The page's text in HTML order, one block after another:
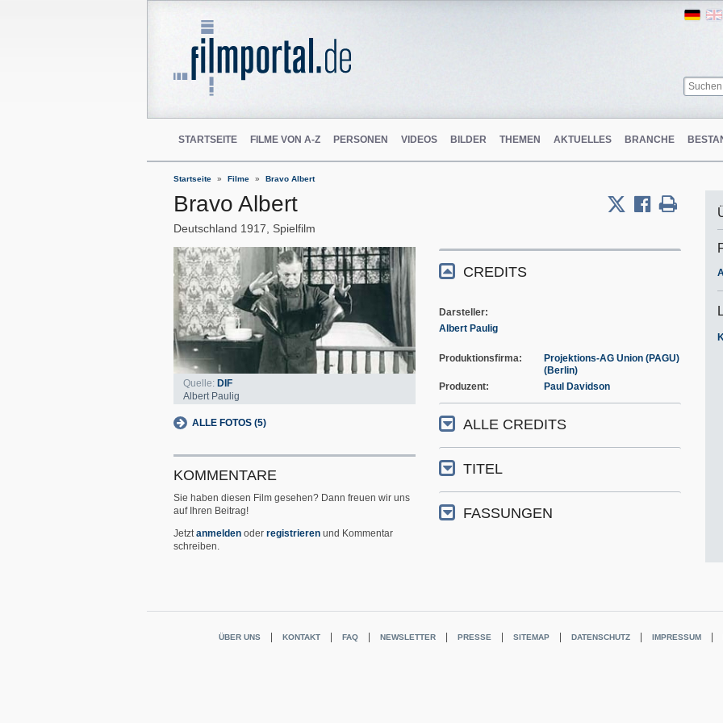
STARTSEITE FILME VON A-Z PERSONEN VIDEOS BILDER THEMEN AKTUELLES BRANCHE
Startseite Filme Bravo Albert
Bravo Albert
Deutschland 1917 Spielfilm
Quelle: DIF
Albert Paulig
ALLE FOTOS (5)
KOMMENTARE
Sie haben diesen Film gesehen? Dann freuen wir uns
auf Ihren Beitrag!
Jetzt anmelden oder registrieren und Kommentar
schreiben.
CREDITS
Darsteller
Albert Paulig
Produktionsfirma
Projektions-AG Union (PAGU)
(Berlin)
Produzent
Paul Davidson
ALLE CREDITS
TITEL
FASSUNGEN
ÜBER UNS KONTAKT FAQ NEWSLETTER PRESSE SITEMAP DATENSCHUTZ IMPRESSUM